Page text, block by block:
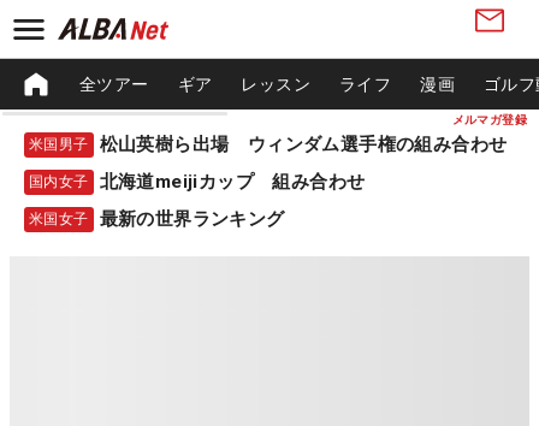
メルマガ登録
全ツアー ギア レッスン ライフ 漫画 ゴル
米国男子 松山英樹ら出場 ウィンダム選手権の組み合わせ
国内女子 北海道meijiカップ 組み合わせ
米国女子 最新の世界ランキング